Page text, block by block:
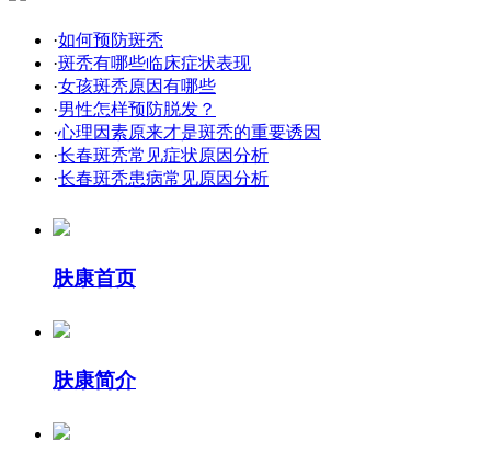
·如何预防斑秃
·斑秃有哪些临床症状表现
·女孩斑秃原因有哪些
·男性怎样预防脱发？
·心理因素原来才是斑秃的重要诱因
·长春斑秃常见症状原因分析
·长春斑秃患病常见原因分析
肤康首页
肤康简介